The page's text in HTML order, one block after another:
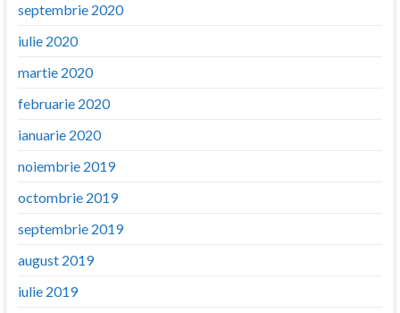
septembrie 2020
iulie 2020
martie 2020
februarie 2020
ianuarie 2020
noiembrie 2019
octombrie 2019
septembrie 2019
august 2019
iulie 2019